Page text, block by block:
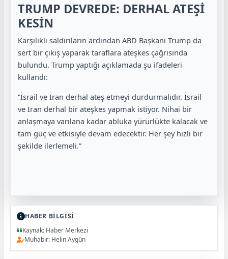
TRUMP DEVREDE: DERHAL ATEŞİ
KESİN
Karşılıklı saldırıların ardından ABD Başkanı Trump da
sert bir çıkış yaparak taraflara ateşkes çağrısında
bulundu. Trump yaptığı açıklamada şu ifadeleri
kullandı:
“İsrail ve İran derhal ateş etmeyi durdurmalıdır. İsrail
ve İran derhal bir ateşkes yapmak istiyor. Nihai bir
anlaşmaya varılana kadar abluka yürürlükte kalacak ve
tam güç ve etkisiyle devam edecektir. Her şey hızlı bir
şekilde ilerlemeli.”
HABER BİLGİSİ
Kaynak: Haber Merkezi
Muhabir: Helin Aygün